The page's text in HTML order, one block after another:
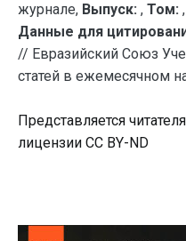
журнале, Выпуск: , Том: ,
Данные для
// Евразийский Союз
статей в ежемесячном
Представляется
лицензии CC BY-ND